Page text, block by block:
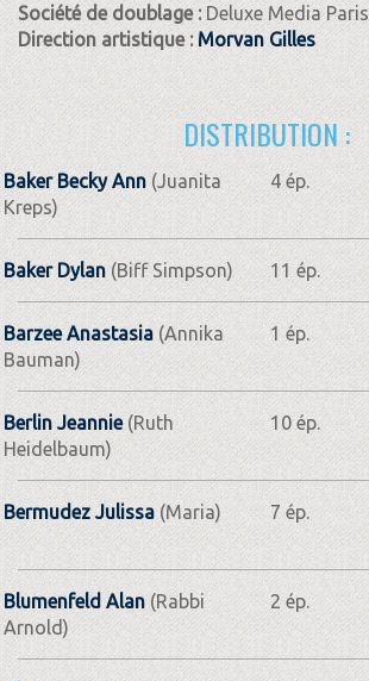
Société de doublage :Deluxe Media Paris
Direction artistique : Morvan Gilles
DISTRIBUTION :
Baker Becky Ann (Juanita
Kreps)
4 ép.
Baker Dylan(Biff Simpson) 11 ép.
Barzee Anastasia(Annika
Bauman)
1 ép.
Berlin Jeannie(Ruth
Heidelbaum)
10 ép.
Bermudez Julissa (Maria) 7 ép.
Blumenfeld Alan (Rabbi
Arnold)
2 ép.